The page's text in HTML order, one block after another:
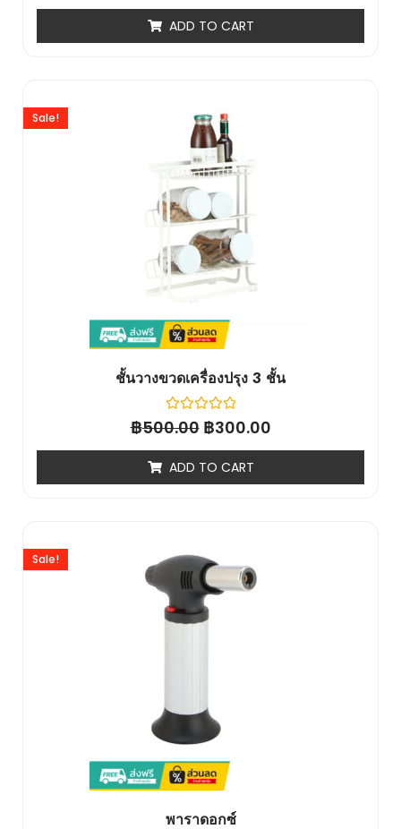
5ADD TO CART
ชั้นวางขวดเครื่องปรุง 3 ชั้น
Rated
0
5
Sale!
฿500.00 ฿300.00
ADD TO CART
พาราดอกซ์
Sale!